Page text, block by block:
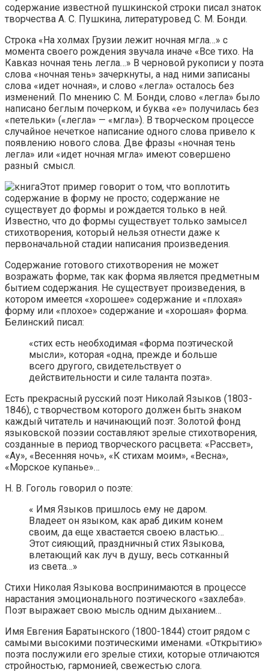
содержание известной пушкинской строки писал знаток
творчества А. С. Пушкина, литературовед С. М. Бонди.
Строка «На холмах Грузии лежит ночная мгла…» с
момента своего рождения звучала иначе «Все тихо. На
Кавказ ночная тень легла…» В черновой рукописи у поэта
слова «ночная тень» зачеркнуты, а над ними записаны
слова «идет ночная», и слово «легла» осталось без
изменений. По мнению С. М. Бонди, слово «легла» было
написано беглым почерком, и буква «е» получилась без
«петельки» («легла» — «мгла»). В творческом процессе
случайное нечеткое написание одного слова привело к
появлению нового слова. Две фразы «ночная тень
легла» или «идет ночная мгла» имеют совершено
разный смысл.
Этот пример говорит о том, что воплотить
содержание в форму не просто; содержание не
существует до формы и рождается только в ней.
Известно, что до формы существует только замысел
стихотворения, который нельзя отнести даже к
первоначальной стадии написания произведения.
Содержание готового стихотворения не может
возражать форме, так как форма является предметным
бытием содержания. Не существует произведения, в
котором имеется «хорошее» содержание и «плохая»
форму или «плохое» содержание и «хорошая» форма.
Белинский писал:
«стих есть необходимая «форма поэтической
мысли», которая «одна, прежде и больше
всего другого, свидетельствует о
действительности и силе таланта поэта».
Есть прекрасный русский поэт Николай Языков (1803-
1846), с творчеством которого должен быть знаком
каждый читатель и начинающий поэт. Золотой фонд
языковской поэзии составляют зрелые стихотворения,
созданные в период творческого расцвета: «Рассвет»,
«Ау», «Весенняя ночь», «К стихам моим», «Весна»,
«Морское купанье»…
Н. В. Гоголь говорил о поэте:
« Имя Языков пришлось ему не даром.
Владеет он языком, как араб диким конем
своим, да еще хвастается своею властью…
Этот сияющий, праздничный стих Языкова,
влетающий как луч в душу, весь сотканный
из света…»
Стихи Николая Языкова воспринимаются в процессе
нарастания эмоционального поэтического «захлеба».
Поэт выражает свою мысль одним дыханием…
Имя Евгения Баратынского (1800-1844) стоит рядом с
самыми высокими поэтическими именами. «Открытию»
поэта послужили его зрелые стихи, которые отличаются
стройностью, гармонией, свежестью слога.